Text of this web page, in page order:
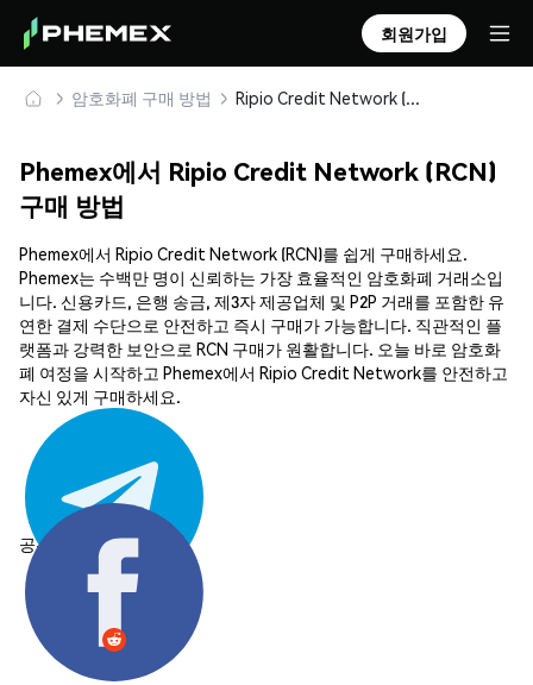
회원가입
암호화폐 구매 방법 Ripio Credit Network (RCN) 안전하게 구매 및 보관
Phemex에서 Ripio Credit Network (RCN)
구매 방법
Phemex에서 Ripio Credit Network (RCN)를 쉽게 구매하세요.
Phemex는 수백만 명이 신뢰하는 가장 효율적인 암호화폐 거래소입
니다. 신용카드, 은행 송금, 제3자 제공업체 및 P2P 거래를 포함한 유
연한 결제 수단으로 안전하고 즉시 구매가 가능합니다. 직관적인 플
랫폼과 강력한 보안으로 RCN 구매가 원활합니다. 오늘 바로 암호화
폐 여정을 시작하고 Phemex에서 Ripio Credit Network를 안전하고
자신 있게 구매하세요.
공유하기: